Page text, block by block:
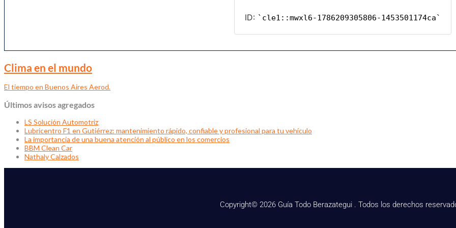
Clima en el mundo
El tiempo en Buenos Aires Aerod.
Últimos avisos agregados
LS Solución Automotriz
Lubricentro F1 en Gutiérrez: mantenimiento rápido, confiable y profesional para tu vehículo
La importancia de una buena atención al público en los comercios
BBM Clean Car
Nathaly Calzados
Copyright© 2026 Guía Todo Berazategui . Todos los derechos